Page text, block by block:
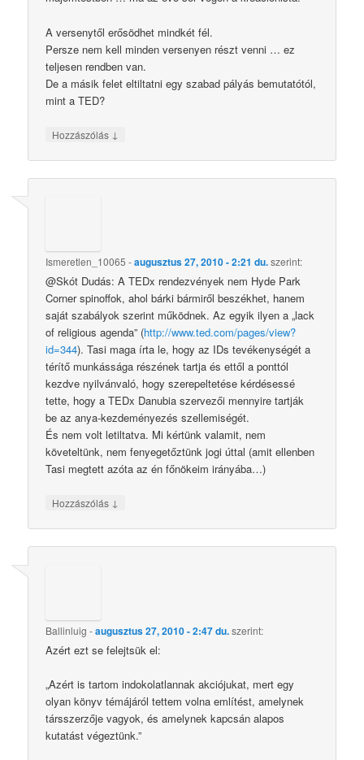
A versenytől erősödhet mindkét fél.
Persze nem kell minden versenyen részt venni … ez
teljesen rendben van.
De a másik felet eltiltatni egy szabad pályás bemutatótól,
mint a TED?
Hozzászólás ↓
Ismeretlen_10065 -augusztus 27, 2010 - 2:21 du.szerint:
@Skót Dudás: A TEDx rendezvények nem Hyde Park
Corner spinoffok, ahol bárki bármiről beszékhet, hanem
saját szabályok szerint működnek. Az egyik ilyen a „lack
of religious agenda” (http://www.ted.com/pages/view?
id=344). Tasi maga írta le, hogy az IDs tevékenységét a
térítő munkássága részének tartja és ettől a ponttól
kezdve nyilvánvaló, hogy szerepeltetése kérdésessé
tette, hogy a TEDx Danubia szervezői mennyire tartják
be az anya-kezdeményezés szellemiségét.
És nem volt letiltatva. Mi kértünk valamit, nem
követeltünk, nem fenyegetőztünk jogi úttal (amit ellenben
Tasi megtett azóta az én főnökeim irányába…)
Hozzászólás ↓
Ballinluig -augusztus 27, 2010 - 2:47 du.szerint:
Azért ezt se felejtsük el:
„Azért is tartom indokolatlannak akciójukat, mert egy
olyan könyv témájáról tettem volna említést, amelynek
társszerzője vagyok, és amelynek kapcsán alapos
kutatást végeztünk.”